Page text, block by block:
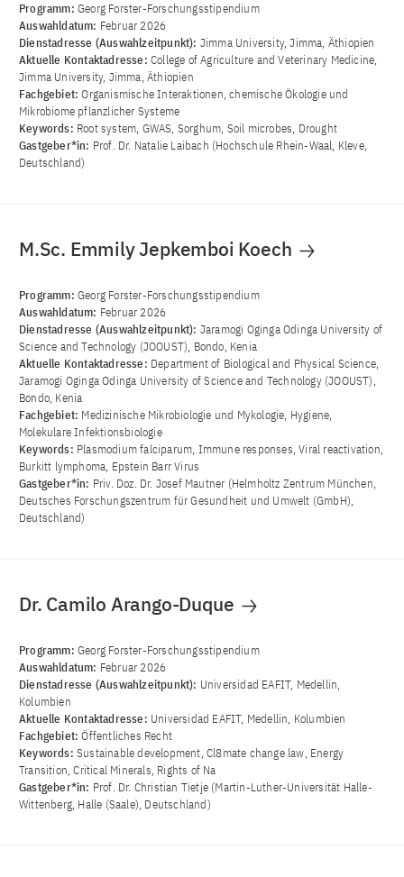
Programm: Georg Forster-Forschungsstipendium
Auswahldatum: Februar 2026
Dienstadresse (Auswahlzeitpunkt): Jimma University, Jimma, Äthiopien
Aktuelle Kontaktadresse: College of Agriculture and Veterinary Medicine,
Jimma University, Jimma, Äthiopien
Fachgebiet:Organismische Interaktionen, chemische Ökologie und
Mikrobiome pflanzlicher Systeme
Keywords: Root system, GWAS, Sorghum, Soil microbes, Drought
Gastgeber*in: Prof. Dr. Natalie Laibach (Hochschule Rhein-Waal, Kleve,
Deutschland)
M.Sc. Emmily Jepkemboi Koech
Programm: Georg Forster-Forschungsstipendium
Auswahldatum: Februar 2026
Dienstadresse (Auswahlzeitpunkt): Jaramogi Oginga Odinga University of
Science and Technology (JOOUST), Bondo, Kenia
Aktuelle Kontaktadresse: Department of Biological and Physical Science,
Jaramogi Oginga Odinga University of Science and Technology (JOOUST),
Bondo, Kenia
Fachgebiet: Medizinische Mikrobiologie und Mykologie, Hygiene,
Molekulare Infektionsbiologie
Keywords: Plasmodium falciparum, Immune responses, Viral reactivation,
Burkitt lymphoma, Epstein Barr Virus
Gastgeber*in: Priv. Doz. Dr. Josef Mautner (Helmholtz Zentrum München,
Deutsches Forschungszentrum für Gesundheit und Umwelt (GmbH),
Deutschland)
Dr. Camilo Arango-Duque
Programm: Georg Forster-Forschungsstipendium
Auswahldatum: Februar 2026
Dienstadresse (Auswahlzeitpunkt): Universidad EAFIT, Medellin,
Kolumbien
Aktuelle Kontaktadresse: Universidad EAFIT, Medellin, Kolumbien
Fachgebiet:Öffentliches Recht
Keywords: Sustainable development, Cl8mate change law, Energy
Transition, Critical Minerals, Rights of Na
Gastgeber*in: Prof. Dr. Christian Tietje (Martin-Luther-Universität Halle-
Wittenberg, Halle (Saale), Deutschland)